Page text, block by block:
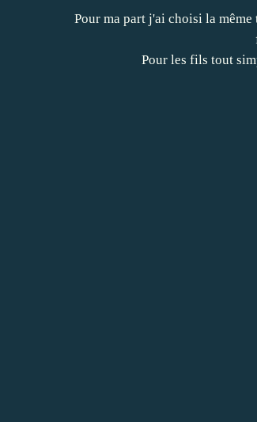
Pour ma part j'ai choisi la
Pour les fils tout